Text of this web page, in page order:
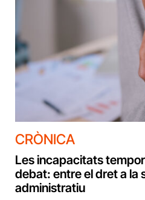
CRÒNICA
Les incapacitats
debat: entre el dret a la
administratiu